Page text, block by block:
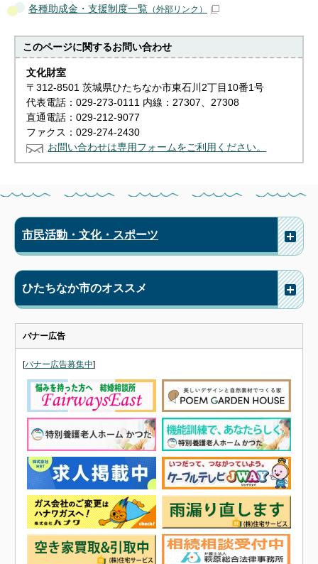
各種助成金・支援制度一覧 （外部リンク）
このページに関するお問い合わせ
文化財室
〒312-8501 茨城県ひたちなか市東石川2丁目10番1号
代表電話：029-273-0111 内線：27307、27308
直通電話：029-212-9077
ファクス：029-274-2430
お問い合わせは専用フォームをご利用ください。
市民活動・文化・スポーツ
ひたちなか市のオススメ
バナー広告
[バナー広告募集中]